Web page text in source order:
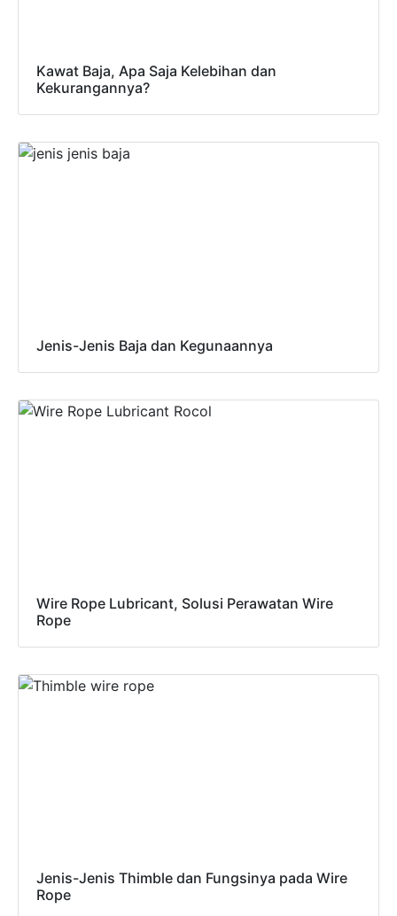
Kawat Baja, Apa Saja Kelebihan dan
Kekurangannya?
Jenis-Jenis Baja dan Kegunaannya
Wire Rope Lubricant, Solusi Perawatan Wire
Rope
Jenis-Jenis Thimble dan Fungsinya pada Wire
Rope